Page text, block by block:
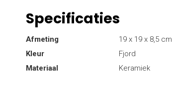
Specificaties
Afmeting
19 x 19 x 8,5 cm
Kleur
Fjord
Materiaal
Keramiek